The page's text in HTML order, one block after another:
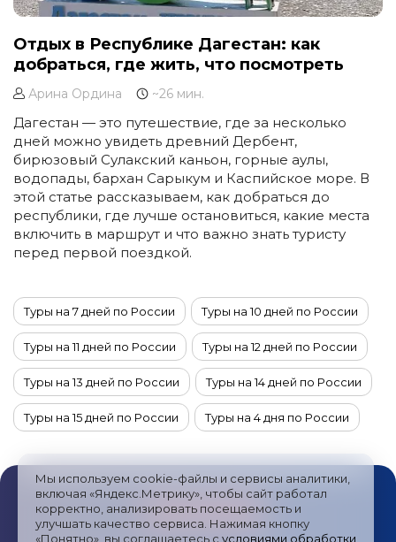
Мы используем cookie-файлы и сервисы аналитики,
включая «Яндекс.Метрику», чтобы сайт работал
корректно, анализировать посещаемость и
улучшать качество сервиса. Нажимая кнопку
«Понятно», вы соглашаетесь с условиями обработки
Отдых в Республике Дагестан: как
добраться, где жить, что посмотреть
Арина Ордина ~26 мин.
Дагестан — это путешествие, где за несколько
дней можно увидеть древний Дербент,
бирюзовый Сулакский каньон, горные аулы,
водопады, бархан Сарыкум и Каспийское море. В
этой статье рассказываем, как добраться до
республики, где лучше остановиться, какие места
включить в маршрут и что важно знать туристу
перед первой поездкой.
Туры на 7 дней по России Туры на 10 дней по России
Туры на 11 дней по России Туры на 12 дней по России
Туры на 13 дней по России Туры на 14 дней по России
Туры на 15 дней по России Туры на 4 дня по России
Туры на 5 дней по России
Туры на 9 дней по России Туры на 8 дней по России
Туры в ноябре по России Туры в октябре по России